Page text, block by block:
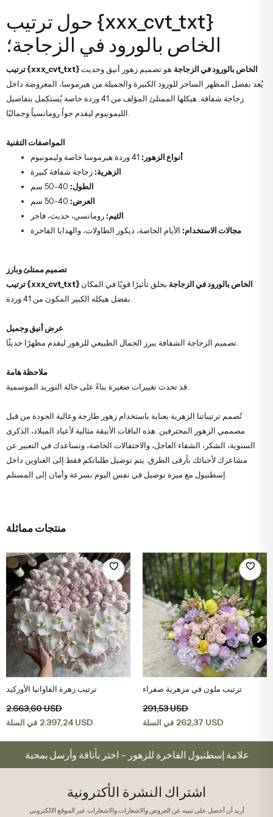
حول ترتيب {xxx_cvt_txt}
الخاص بالورود في الزجاجة؛
ترتيب {xxx_cvt_txt} الخاص بالورود في الزجاجة هو تصميم زهور أنيق وحديث
يُعد بفضل المظهر الساحر للورود الكبيرة والجميلة من هيرموسا، المعروضة داخل
زجاجة شفافة. هيكلها الممتلئ المؤلف من 41 وردة خاصة يُستكمل بتفاصيل
المواصفات التقنية
أنواع الزهور:
الزهرية: زجاجة شفافة كبيرة
الطول:
العرض:
الثيم: رومانسي، حديث، فاخر
مجالات الاستخدام: الأيام الخاصة، ديكور الطاولات، والهدايا الفاخرة
تصميم ممتلئ وبارز
ترتيب {xxx_cvt_txt} الخاص بالورود في الزجاجة يخلق تأثيرًا قويًا في المكان
عرض أنيق وجميل
ملاحظة هامة
تُصمم ترتيباتنا الزهرية بعناية باستخدام زهور طازجة وعالية الجودة من قبل
مصممي الزهور المحترفين. هذه الباقات الأنيقة مثالية لأعياد الميلاد، الذكرى
السنوية، الشكر، الشفاء العاجل، والاحتفالات الخاصة، وتساعدك في التعبير عن
مشاعرك لأحبائك بأرقى الطرق. يتم توصيل طلباتكم فقط إلى العناوين داخل
منتجات مماثلة
اضف الى سلة التسوق
ترتيب زهرة الفاوانيا الأوركيد
2.663,60 USD
في السلة 2.397,24 USD
اضف الى سلة التسوق
ترتيب ملون في مزهرية صفراء
291,53 USD
في السلة 262,37 USD
علامة إسطنبول الفاخرة للزهور – اختر بأناقة وأرسل بمحبة
اشتراك النشرة الأكترونية
أريد أن أحصل على تنبيه عن العروض والاشعارات والاشعارات عبر الموقع الالكتروني